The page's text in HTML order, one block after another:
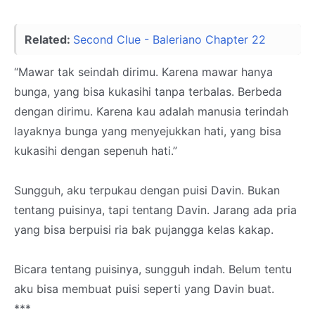
Related: Second Clue - Baleriano Chapter 22
“Mawar tak seindah dirimu. Karena mawar hanya
bunga, yang bisa kukasihi tanpa terbalas. Berbeda
dengan dirimu. Karena kau adalah manusia terindah
layaknya bunga yang menyejukkan hati, yang bisa
kukasihi dengan sepenuh hati.”
Sungguh, aku terpukau dengan puisi Davin. Bukan
tentang puisinya, tapi tentang Davin. Jarang ada pria
yang bisa berpuisi ria bak pujangga kelas kakap.
Bicara tentang puisinya, sungguh indah. Belum tentu
aku bisa membuat puisi seperti yang Davin buat.
***